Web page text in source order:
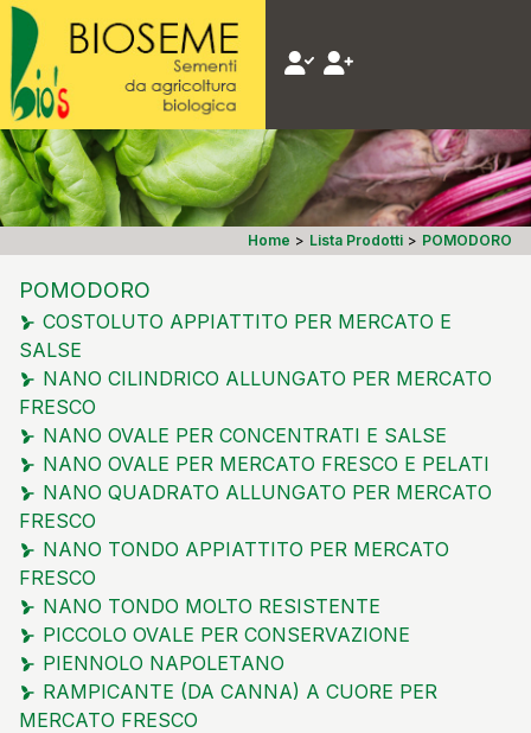
Home > Lista Prodotti > POMODORO
POMODORO
COSTOLUTO APPIATTITO PER MERCATO E
SALSE
NANO CILINDRICO ALLUNGATO PER MERCATO
FRESCO
NANO OVALE PER CONCENTRATI E SALSE
NANO OVALE PER MERCATO FRESCO E PELATI
NANO QUADRATO ALLUNGATO PER MERCATO
FRESCO
NANO TONDO APPIATTITO PER MERCATO
FRESCO
NANO TONDO MOLTO RESISTENTE
PICCOLO OVALE PER CONSERVAZIONE
PIENNOLO NAPOLETANO
RAMPICANTE (DA CANNA) A CUORE PER
MERCATO FRESCO